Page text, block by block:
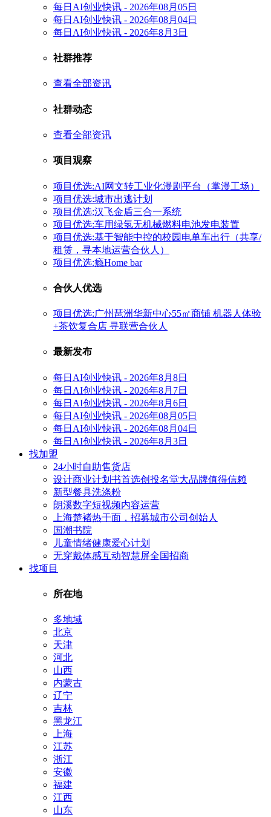
每日AI创业快讯 - 2026年08月05日
每日AI创业快讯 - 2026年08月04日
每日AI创业快讯 - 2026年8月3日
社群推荐
查看全部资讯
社群动态
查看全部资讯
项目观察
项目优选:AI网文转工业化漫剧平台（掌漫工场）
项目优选:城市出逃计划
项目优选:汉飞金盾三合一系统
项目优选:车用绿氢无机械燃料电池发电装置
项目优选:基于智能中控的校园电单车出行（共享/
租赁，寻本地运营合伙人）
项目优选:瘾Home bar
合伙人优选
项目优选:广州琶洲华新中心55㎡商铺 机器人体验
+茶饮复合店 寻联营合伙人
最新发布
每日AI创业快讯 - 2026年8月8日
每日AI创业快讯 - 2026年8月7日
每日AI创业快讯 - 2026年8月6日
每日AI创业快讯 - 2026年08月05日
每日AI创业快讯 - 2026年08月04日
每日AI创业快讯 - 2026年8月3日
找加盟
24小时自助售货店
设计商业计划书首选创投名堂大品牌值得信赖
新型餐具洗涤粉
朗溪数字短视频内容运营
上海楚褚热干面，招募城市公司创始人
国潮书院
儿童情绪健康爱心计划
无穿戴体感互动智慧屏全国招商
找项目
所在地
多地域
北京
天津
河北
山西
内蒙古
辽宁
吉林
黑龙江
上海
江苏
浙江
安徽
福建
江西
山东